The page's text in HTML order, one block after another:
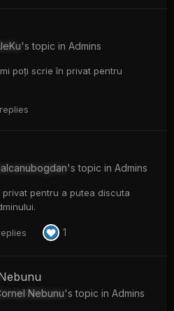
's topic in Admins
poți scrie în privat pentru
's topic in Admins
pentru a putea discuta
1
Nebunu's topic in Admins